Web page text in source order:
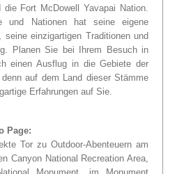
Fort McDowell Yavapai Nation.
und Nationen hat seine eigene
seine einzigartigen Traditionen und
Planen Sie bei Ihrem Besuch in
einen Ausflug in die Gebiete der
auf dem Land dieser Stämme
Erfahrungen auf Sie.
Page:
Tor zu Outdoor-Abenteuern am
Canyon National Recreation Area,